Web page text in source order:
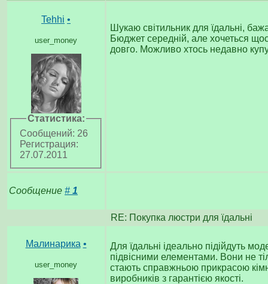
Tehhi •
user_money
Статистика:
Сообщений: 26
Регистрация:
27.07.2011
Шукаю світильник для їдальні,
Бюджет середній, але хочеться
довго. Можливо хтось недавно
Сообщение # 1
RE: Покупка люстри для їдальні
Малинарика •
user_money
Для їдальні ідеально підійдуть
підвісними елементами. Вони не
стають справжньою прикрасою
виробників з гарантією якості.